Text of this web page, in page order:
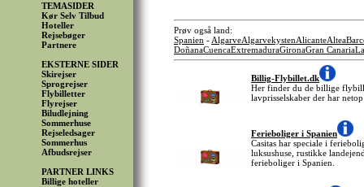
TEMASIDER
Kør Selv Tilbud
Hoteller
Rejsebøger
Partnere
EKSTERNE SIDER
Skirejser
Sprogrejser
Flybilletter
Flyrejser
Biludlejning
Sommerhuse
Rejseledsager
Sommerhus
Afbudsrejser
PARTNER LINKS
Billige hoteller
Prøv også land:
Spanien - AlgarveAlgarvekystenAlicanteAltea
DoñanaCuencaExtremaduraGironaGran Canaria
Billig-Flybillet.dk
Her finder du de billige
lavprisselskaber der har
Ferieboliger i Spanien
Casitas har speciale i
luksushuse, rustikke
ferieboliger i Spanien.